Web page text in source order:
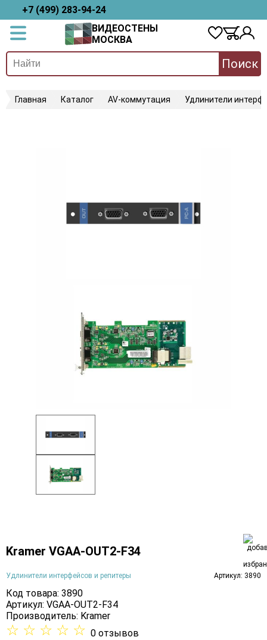
+7 (499) 283-94-24
ВИДЕОСТЕНЫ
МОСКВА
Поиск
Главная Каталог AV-коммутация Удлинители
Kramer VGAA-OUT2-F34
Удлинители интерфейсов и репитеры Артикул: 3890
Код товара: 3890
Артикул: VGAA-OUT2-F34
Производитель: Kramer
☆ ☆ ☆ ☆ ☆ 0 отзывов